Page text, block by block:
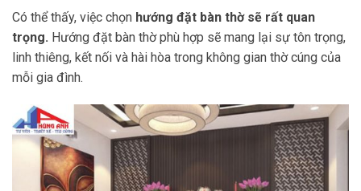
Có thể thấy, việc chọn hướng đặt bàn thờ sẽ rất quan
trọng. Hướng đặt bàn thờphù hợp sẽ mang lại sự tôn trọng,
linh thiêng, kết nối và hài hòa trong không gian thờ cúng của
mỗi gia đình.